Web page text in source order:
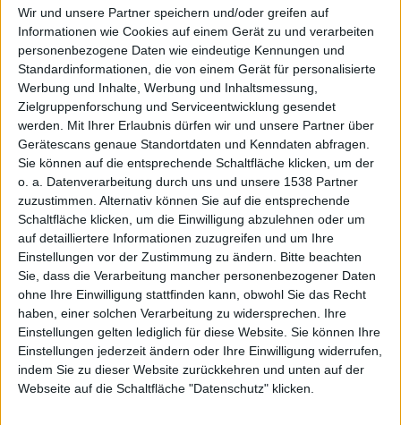
Wir und unsere Partner speichern und/oder greifen auf
Informationen wie Cookies auf einem Gerät zu und verarbeiten
personenbezogene Daten wie eindeutige Kennungen und
Standardinformationen, die von einem Gerät für personalisierte
Werbung und Inhalte, Werbung und Inhaltsmessung,
Zielgruppenforschung und Serviceentwicklung gesendet
werden.
Mit Ihrer Erlaubnis dürfen wir und unsere Partner über
Gerätescans genaue Standortdaten und Kenndaten abfragen.
Sie können auf die entsprechende Schaltfläche klicken, um der
o. a. Datenverarbeitung durch uns und unsere 1538 Partner
zuzustimmen. Alternativ können Sie auf die entsprechende
Schaltfläche klicken, um die Einwilligung abzulehnen oder um
auf detailliertere Informationen zuzugreifen und um Ihre
Einstellungen vor der Zustimmung zu ändern.
Bitte beachten
Sie, dass die Verarbeitung mancher personenbezogener Daten
ohne Ihre Einwilligung stattfinden kann, obwohl Sie das Recht
haben, einer solchen Verarbeitung zu widersprechen. Ihre
Einstellungen gelten lediglich für diese Website. Sie können Ihre
Einstellungen jederzeit ändern oder Ihre Einwilligung widerrufen,
indem Sie zu dieser Website zurückkehren und unten auf der
Webseite auf die Schaltfläche "Datenschutz" klicken.
Beta 6
(Golde